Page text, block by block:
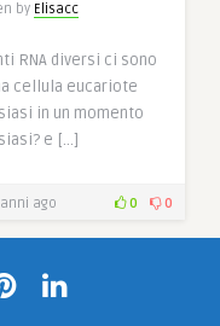
by Elisacc
RNA diversi ci sono
cellula eucariote
in un momento
e […]
ago 0 0